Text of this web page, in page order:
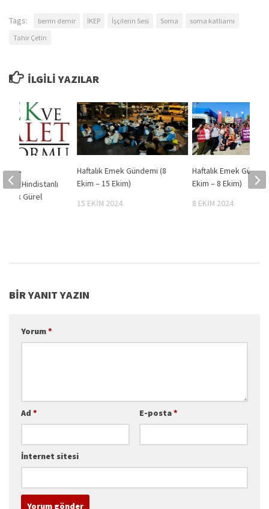
Tags: berrin demir İKEP İşçilerin Sesi Soma
soma katliamı
Tahir Çetin
İLGILI YAZILAR
Haftalık Emek Gündemi (8
Ekim – 15 Ekim)
15 EKIM 2024
Haftalık Emek
Ekim – 8 Ekim)
8 EKIM 2024
30 –
Hindistanlı
Gürel
BIR YANIT YAZIN
Yorum*
Ad * E-posta*
İnternet sitesi